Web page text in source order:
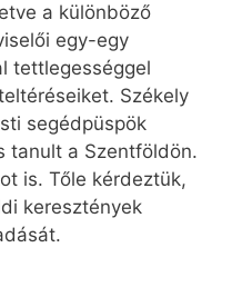
a különböző
egy-egy
tettlegességgel
Székely
segédpüspök
tanult a Szentföldön.
is. Tőle kérdeztük,
keresztények